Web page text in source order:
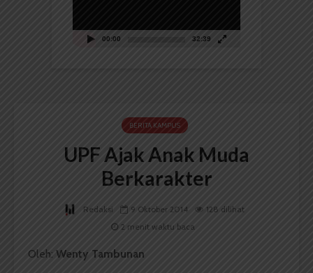
00:00 32:39
BERITA KAMPUS
UPF Ajak Anak Muda
Berkarakter
Redaksi 9 Oktober 2014
128 dilihat
2 menit waktu baca
Oleh: Wenty Tambunan